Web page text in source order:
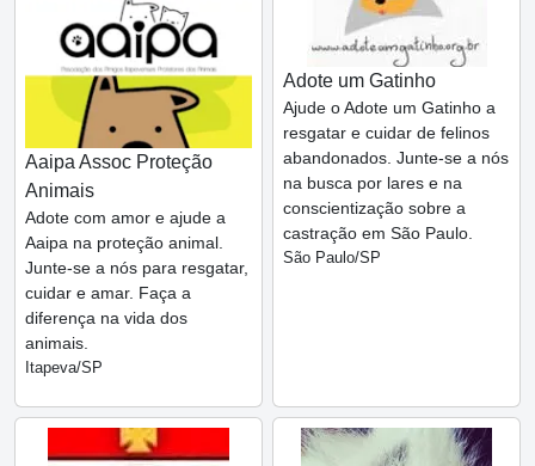
Aaipa Assoc Proteção
Animais
Adote com amor e ajude a
Aaipa na proteção animal.
Junte-se a nós para resgatar,
cuidar e amar. Faça a
diferença na vida dos
animais.
Itapeva/SP
Adote um Gatinho
Ajude o Adote um Gatinho a
resgatar e cuidar de felinos
abandonados. Junte-se a nós
na busca por lares e na
conscientização sobre a
castração em São Paulo.
São Paulo/SP